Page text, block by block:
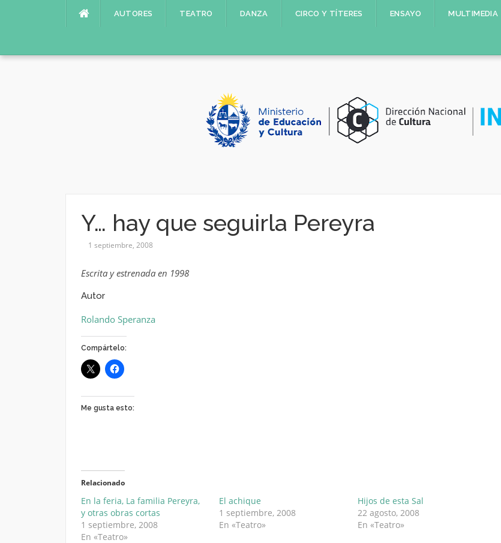
AUTORES TEATRO DANZA CIRCO Y TÍTERES ENSAYO MULTIMEDIA
Y… hay que seguirla Pereyra
1 septiembre, 2008
Escrita y estrenada en 1998
Autor
Rolando Speranza
Compártelo:
Me gusta esto:
Relacionado
En la feria, La familia Pereyra,
y otras obras cortas
1 septiembre, 2008
En «Teatro»
El achique
1 septiembre, 2008
En «Teatro»
Hijos de esta Sal
22 agosto, 2008
En «Teatro»